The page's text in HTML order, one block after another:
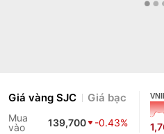
Giá vàng SJC Giá bạc
Mua
vào
139,700
-0.43%